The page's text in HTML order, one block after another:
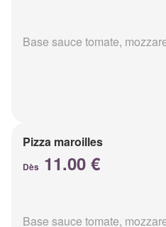
Base sauce tomate,
Pizza maroilles
Dès 11.00 €
Base sauce tomate,